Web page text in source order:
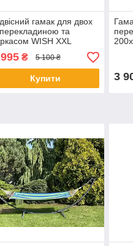
гамак для двох
перекладиною та
WISH XXL
WCG Зелений
₴ 5 100 ₴
Купити 3